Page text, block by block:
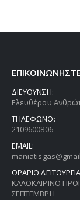
ΔΙΕΥΘΥΝΣΗ:
Ελευθέρου
ΤΗΛΕΦΩΝΟ:
2109600806
EMAIL:
ΩΡΑΡΙΟ
ΚΑΛΟΚΑΙΡΙΝΟ
ΣΕΠΤΕΜΒΡΗ